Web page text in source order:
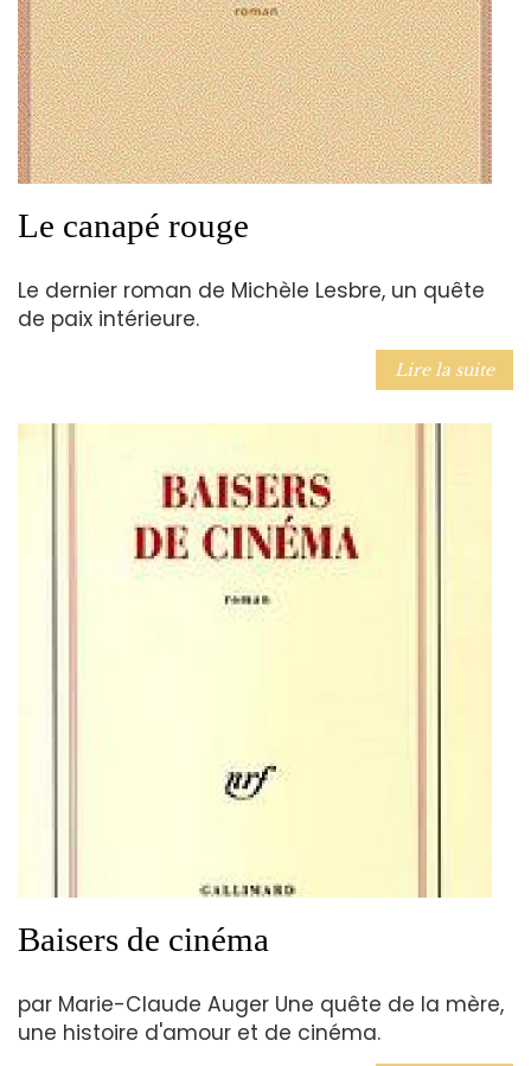
Le canapé rouge
Le dernier roman de Michèle Lesbre, un quête
de paix intérieure.
Lire la suite
Baisers de cinéma
par Marie-Claude Auger Une quête de la mère,
une histoire d'amour et de cinéma.